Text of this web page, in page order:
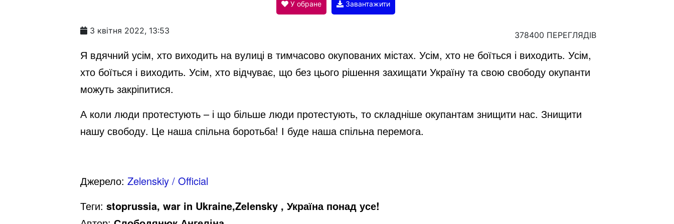
d
e
У обране Завантажити
3 квітня 2022, 13:53 378400 ПЕРЕГЛЯДІВ
Я вдячний усім, хто виходить на вулиці в тимчасово окупованих містах. Усім, хто не боїться і виходить. Усім,
хто боїться і виходить. Усім, хто відчуває, що без цього рішення захищати Україну та свою свободу окупанти
можуть закріпитися.
А коли люди протестують – і що більше люди протестують, то складніше окупантам знищити нас. Знищити
нашу свободу. Це наша спільна боротьба! І буде наша спільна перемога.
Джерело: Zelenskiy / Official
Теги: stoprussia, war in Ukraine,Zelensky , Україна понад усе!